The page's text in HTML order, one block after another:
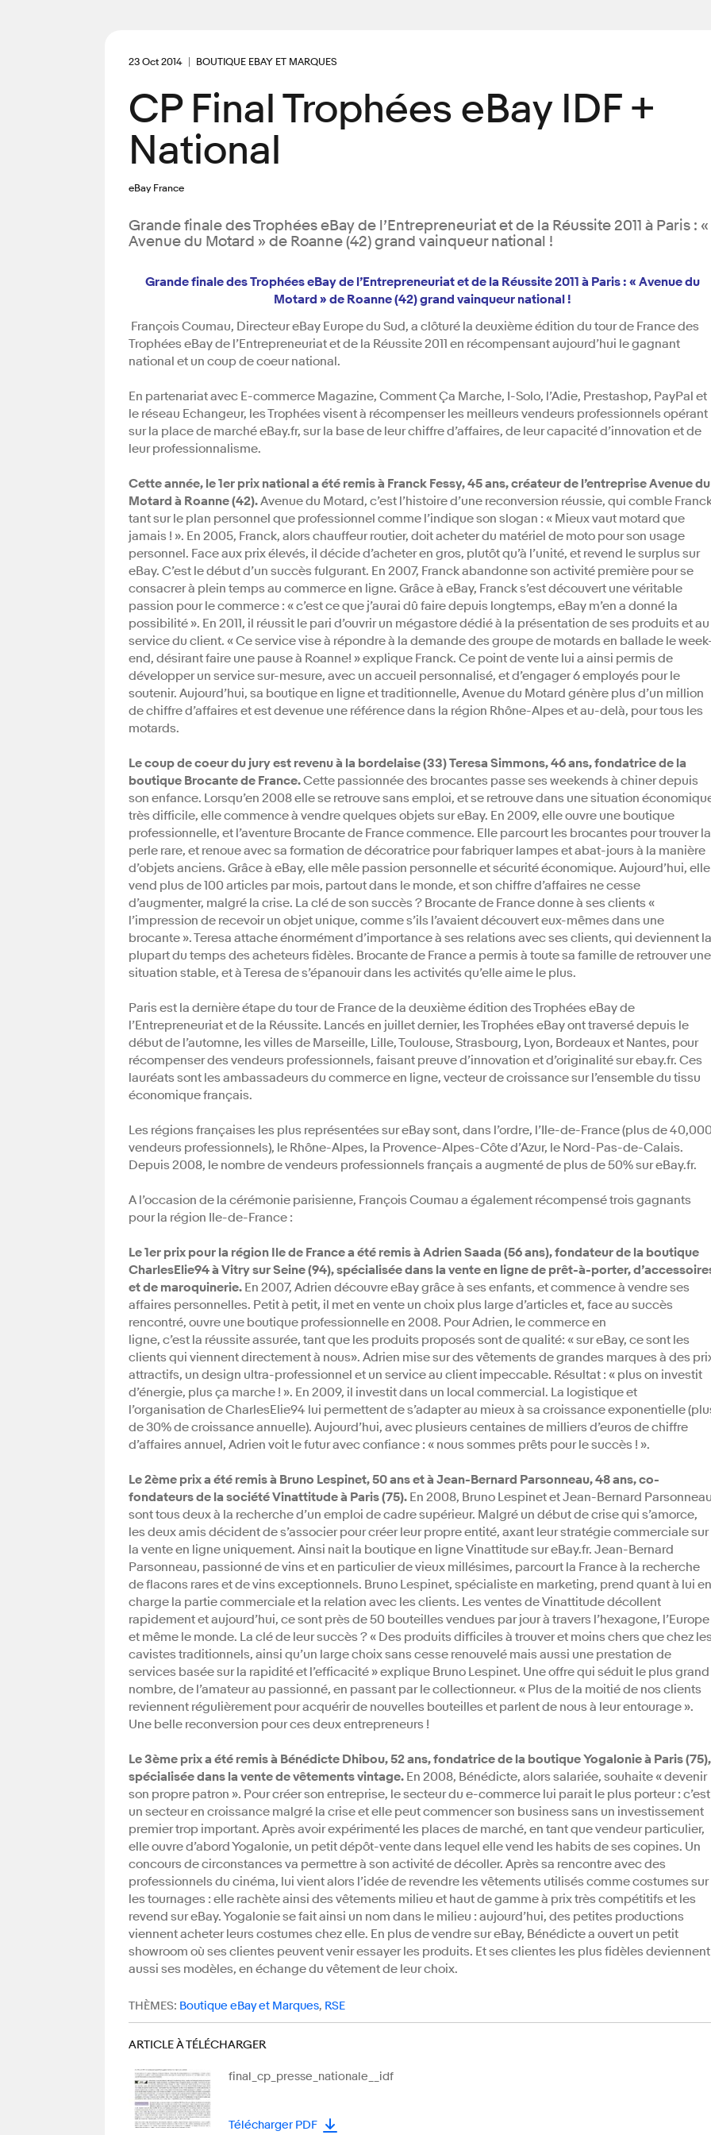
23 Oct 2014 BOUTIQUE EBAY ET MARQUES
CP Final Trophées eBay IDF +
National
eBay France
Grande finale des Trophées eBay de l’Entrepreneuriat et de la Réussite 2011 à Paris : «
Avenue du Motard » de Roanne (42) grand vainqueur national !
Grande finale des Trophées eBay de l’Entrepreneuriat et de la Réussite 2011 à Paris : « Avenue du
Motard » de Roanne (42) grand vainqueur national !
François Coumau, Directeur eBay Europe du Sud, a clôturé la deuxième édition du tour de France des
Trophées eBay de l’Entrepreneuriat et de la Réussite 2011 en récompensant aujourd’hui le gagnant
national et un coup de coeur national.
En partenariat avec E-commerce Magazine, Comment Ça Marche, I-Solo, l’Adie, Prestashop, PayPal et
le réseau Echangeur, les Trophées visent à récompenser les meilleurs vendeurs professionnels opérant
sur la place de marché eBay.fr, sur la base de leur chiffre d’affaires, de leur capacité d’innovation et de
leur professionnalisme.
Cette année, le 1er prix national a été remis à Franck Fessy, 45 ans, créateur de l’entreprise Avenue du
Motard à Roanne (42).Avenue du Motard, c’est l’histoire d’une reconversion réussie, qui comble
tant sur le plan personnel que professionnel comme l’indique son slogan : « Mieux vaut motard que
jamais ! ». En 2005, Franck, alors chauffeur routier, doit acheter du matériel de moto pour son usage
personnel. Face aux prix élevés, il décide d’acheter en gros, plutôt qu’à l’unité, et revend le surplus sur
eBay. C’est le début d’un succès fulgurant. En 2007, Franck abandonne son activité première pour se
consacrer à plein temps au commerce en ligne. Grâce à eBay, Franck s’est découvert une véritable
passion pour le commerce : « c’est ce que j’aurai dû faire depuis longtemps, eBay m’en a donné la
possibilité ». En 2011, il réussit le pari d’ouvrir un mégastore dédié à la présentation de ses produits et au
service du client. « Ce service vise à répondre à la demande des groupe de motards en ballade le
end, désirant faire une pause à Roanne! » explique Franck. Ce point de vente lui a ainsi permis de
développer un service sur-mesure, avec un accueil personnalisé, et d’engager 6 employés pour le
soutenir. Aujourd’hui, sa boutique en ligne et traditionnelle, Avenue du Motard génère plus d’un million
de chiffre d’affaires et est devenue une référence dans la région Rhône-Alpes et au-delà, pour tous les
motards.
Le coup de coeur du jury est revenu à la bordelaise (33) Teresa Simmons, 46 ans, fondatrice de la
boutique Brocante de France.Cette passionnée des brocantes passe ses weekends à chiner depuis
son enfance. Lorsqu’en 2008 elle se retrouve sans emploi, et se retrouve dans une situation
très difficile, elle commence à vendre quelques objets sur eBay. En 2009, elle ouvre une boutique
professionnelle, et l’aventure Brocante de France commence. Elle parcourt les brocantes pour trouver la
perle rare, et renoue avec sa formation de décoratrice pour fabriquer lampes et abat-jours à la manière
d’objets anciens. Grâce à eBay, elle mêle passion personnelle et sécurité économique. Aujourd’hui, elle
vend plus de 100 articles par mois, partout dans le monde, et son chiffre d’affaires ne cesse
d’augmenter, malgré la crise. La clé de son succès ? Brocante de France donne à ses clients «
l’impression de recevoir un objet unique, comme s’ils l’avaient découvert eux-mêmes dans une
brocante ». Teresa attache énormément d’importance à ses relations avec ses clients, qui deviennent la
plupart du temps des acheteurs fidèles. Brocante de France a permis à toute sa famille de retrouver une
situation stable, et à Teresa de s’épanouir dans les activités qu’elle aime le plus.
Paris est la dernière étape du tour de France de la deuxième édition des Trophées eBay de
l’Entrepreneuriat et de la Réussite. Lancés en juillet dernier, les Trophées eBay ont traversé depuis le
début de l’automne, les villes de Marseille, Lille, Toulouse, Strasbourg, Lyon, Bordeaux et Nantes, pour
récompenser des vendeurs professionnels, faisant preuve d’innovation et d’originalité sur ebay.fr. Ces
lauréats sont les ambassadeurs du commerce en ligne, vecteur de croissance sur l’ensemble du tissu
économique français.
Les régions françaises les plus représentées sur eBay sont, dans l’ordre, l’Ile-de-France (plus de
vendeurs professionnels), le Rhône-Alpes, la Provence-Alpes-Côte d’Azur, le Nord-Pas-de-Calais.
Depuis 2008, le nombre de vendeurs professionnels français a augmenté de plus de 50% sur eBay.fr.
A l’occasion de la cérémonie parisienne, François Coumau a également récompensé trois gagnants
pour la région Ile-de-France :
Le 1er prix pour la région Ile de France a été remis à Adrien Saada (56 ans), fondateur de la boutique
CharlesElie94 à Vitry sur Seine (94), spécialisée dans la vente en ligne de prêt-à-porter,
et de maroquinerie. En 2007, Adrien découvre eBay grâce à ses enfants, et commence à vendre ses
affaires personnelles. Petit à petit, il met en vente un choix plus large d’articles et, face au succès
rencontré, ouvre une boutique professionnelle en 2008. Pour Adrien, le commerce en
ligne, c’est la réussite assurée, tant que les produits proposés sont de qualité: « sur eBay, ce sont les
clients qui viennent directement à nous». Adrien mise sur des vêtements de grandes marques à des
attractifs, un design ultra-professionnel et un service au client impeccable. Résultat : « plus on investit
d’énergie, plus ça marche ! ». En 2009, il investit dans un local commercial. La logistique et
l’organisation de CharlesElie94 lui permettent de s’adapter au mieux à sa croissance exponentielle
de 30% de croissance annuelle). Aujourd’hui, avec plusieurs centaines de milliers d’euros de chiffre
d’affaires annuel, Adrien voit le futur avec confiance : « nous sommes prêts pour le succès ! ».
Le 2ème prix a été remis à Bruno Lespinet, 50 ans et à Jean-Bernard Parsonneau, 48 ans, co-
fondateurs de la société Vinattitude à Paris (75). En 2008, Bruno Lespinet et Jean-Bernard
sont tous deux à la recherche d’un emploi de cadre supérieur. Malgré un début de crise qui s’amorce,
les deux amis décident de s’associer pour créer leur propre entité, axant leur stratégie commerciale sur
la vente en ligne uniquement. Ainsi nait la boutique en ligne Vinattitude sur eBay.fr. Jean-Bernard
Parsonneau, passionné de vins et en particulier de vieux millésimes, parcourt la France à la recherche
de flacons rares et de vins exceptionnels. Bruno Lespinet, spécialiste en marketing, prend quant à lui en
charge la partie commerciale et la relation avec les clients. Les ventes de Vinattitude décollent
rapidement et aujourd’hui, ce sont près de 50 bouteilles vendues par jour à travers l’hexagone, l’Europe
et même le monde. La clé de leur succès ? « Des produits difficiles à trouver et moins chers que chez
cavistes traditionnels, ainsi qu’un large choix sans cesse renouvelé mais aussi une prestation de
services basée sur la rapidité et l’efficacité » explique Bruno Lespinet. Une offre qui séduit le plus grand
nombre, de l’amateur au passionné, en passant par le collectionneur. « Plus de la moitié de nos clients
reviennent régulièrement pour acquérir de nouvelles bouteilles et parlent de nous à leur entourage ».
Une belle reconversion pour ces deux entrepreneurs !
Le 3ème prix a été remis à Bénédicte Dhibou, 52 ans, fondatrice de la boutique Yogalonie à Paris (75),
spécialisée dans la vente de vêtements vintage. En 2008, Bénédicte, alors salariée, souhaite « devenir
son propre patron ». Pour créer son entreprise, le secteur du e-commerce lui parait le plus porteur : c’est
un secteur en croissance malgré la crise et elle peut commencer son business sans un investissement
premier trop important. Après avoir expérimenté les places de marché, en tant que vendeur particulier,
elle ouvre d’abord Yogalonie, un petit dépôt-vente dans lequel elle vend les habits de ses copines. Un
concours de circonstances va permettre à son activité de décoller. Après sa rencontre avec des
professionnels du cinéma, lui vient alors l’idée de revendre les vêtements utilisés comme costumes sur
les tournages : elle rachète ainsi des vêtements milieu et haut de gamme à prix très compétitifs et les
revend sur eBay. Yogalonie se fait ainsi un nom dans le milieu : aujourd’hui, des petites productions
viennent acheter leurs costumes chez elle. En plus de vendre sur eBay, Bénédicte a ouvert un petit
showroom où ses clientes peuvent venir essayer les produits. Et ses clientes les plus fidèles deviennent
aussi ses modèles, en échange du vêtement de leur choix.
THÈMES: Boutique eBay et Marques, RSE
ARTICLE À TÉLÉCHARGER
final_cp_presse_nationale__idf
Télécharger PDF